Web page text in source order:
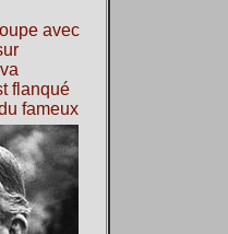
avec
flanqué
fameux